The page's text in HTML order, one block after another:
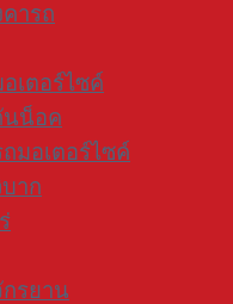
ารถ
เตอร์ไซค์
นน็อค
มอเตอร์ไซค์
าก
รยาน